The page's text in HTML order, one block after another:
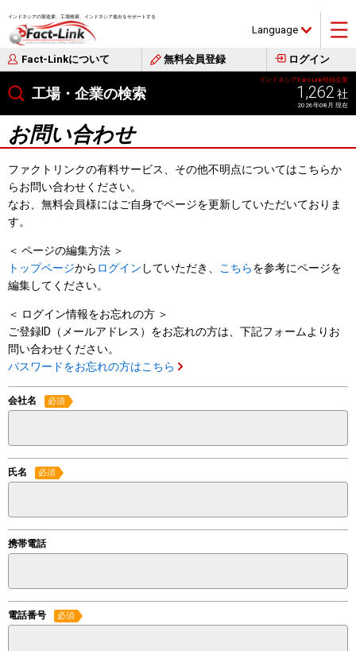
インドネシアの製造業、工場検索、インドネシア進出をサポートする
Language
Fact-Linkについて 無料会員登録 ログイン
工場・企業の検索
インドネシアFact-Link登録企業
1,262 社
2026年08月 現在
お問い合わせ
ファクトリンクの有料サービス、その他不明点についてはこちらか
らお問い合わせください。
なお、無料会員様にはご自身でページを更新していただいておりま
す。
＜ ページの編集方法 ＞
トップページから ログイン していただき、 こちらを参考にページを
編集してください。
＜ ログイン情報をお忘れの方 ＞
ご登録ID（メールアドレス）をお忘れの方は、下記フォームよりお
問い合わせください。
パスワードをお忘れの方はこちら
会社名 必須
氏名 必須
携帯電話
電話番号 必須